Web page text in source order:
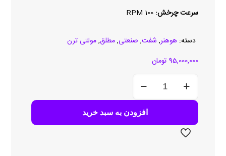
سرعت چرخش:100 RPM
دسته:هوهنر, شفت, صنعتی,مطلق,مولتی ترن
95,000,000 تومان
انکودر
CM26M
عدد
افزودن به سبد خرید